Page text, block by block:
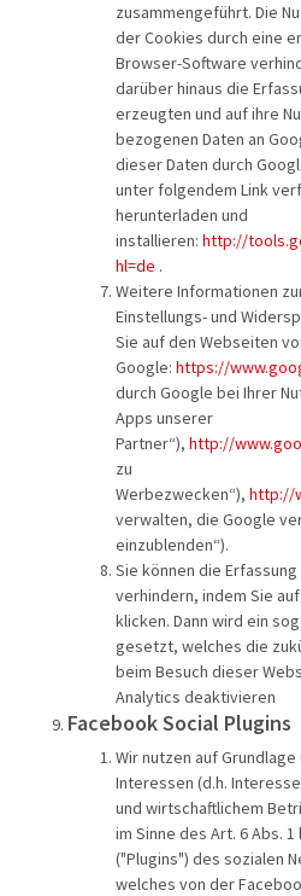
zusammengeführt. Die
der Cookies durch eine
Browser-Software
darüber hinaus die
erzeugten und auf ihre
bezogenen Daten an
dieser Daten durch
unter folgendem Link
herunterladen und
installieren: http://
hl=de .
Weitere Informationen
Einstellungs- und
Sie auf den Webseiten
Google: https://
durch Google bei Ihrer
Apps unserer
Partner“), http://
zu
Werbezwecken“), http://
verwalten, die Google
einzublenden“).
Sie können die
verhindern, indem Sie
klicken. Dann wird ein
gesetzt, welches die
beim Besuch dieser
Analytics deaktivieren
Facebook Social Plugins
Wir nutzen auf
Interessen (d.h.
und wirtschaftlichem
im Sinne des Art. 6 Abs. 1
("Plugins") des sozialen
welches von der